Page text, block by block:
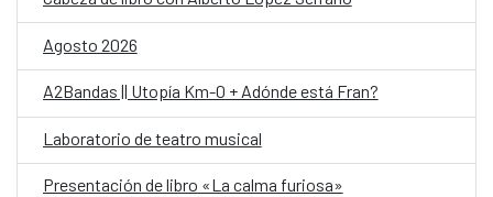
Agosto 2026
A2Bandas || Utopía Km-0 + Adónde está Fran?
Laboratorio de teatro musical
Presentación de libro «La calma furiosa»